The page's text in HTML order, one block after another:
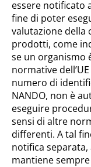
essere notificato
fine di poter
valutazione della
prodotti, come
se un organismo
normative
numero di
NANDO, non è
eseguire
sensi di altre
differenti. A tal
notifica separata,
mantiene